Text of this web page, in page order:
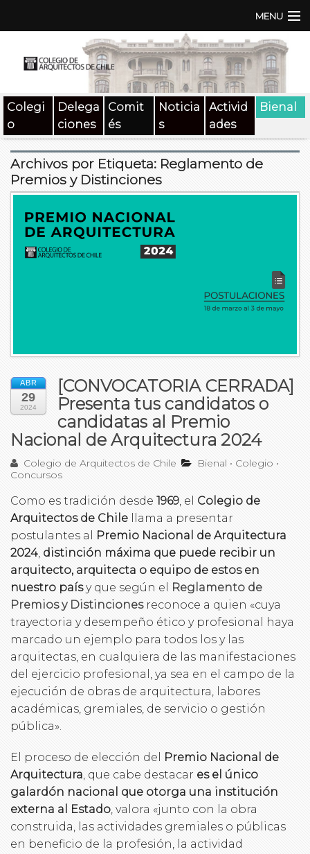
MENU
Documentos
SAT
Medios
Colegi
o
Delega
ciones
Comit
és
Noticia
s
Activid
ades
Bienal
Archivos por Etiqueta: Reglamento de
Premios y Distinciones
ABR
29
2024
[CONVOCATORIA CERRADA]
Presenta tus candidatos o
candidatas al Premio
Nacional de Arquitectura 2024
Colegio de Arquitectos de Chile Bienal • Colegio •
Concursos
Como es tradición desde 1969, el Colegio de
Arquitectos de Chile llama a presentar
postulantes al
Premio Nacional de Arquitectura
2024, distinción máxima que puede recibir un
arquitecto, arquitecta o equipo de estos en
nuestro paísy que según el
Reglamento de
Premios y Distincionesreconoce a quien «cuya
trayectoria y desempeño ético y profesional haya
marcado un ejemplo para todos los y las
arquitectas, en cualquiera de las manifestaciones
del ejercicio profesional, ya sea en el campo de la
ejecución de obras de arquitectura, labores
académicas, gremiales, de servicio o gestión
pública».
El proceso de elección del
Premio Nacional de
Arquitectura, que cabe destacar es el único
galardón nacional que otorga una institución
externa al Estado, valora «junto con la obra
construida, las actividades gremiales o públicas
en beneficio de la profesión, la actividad